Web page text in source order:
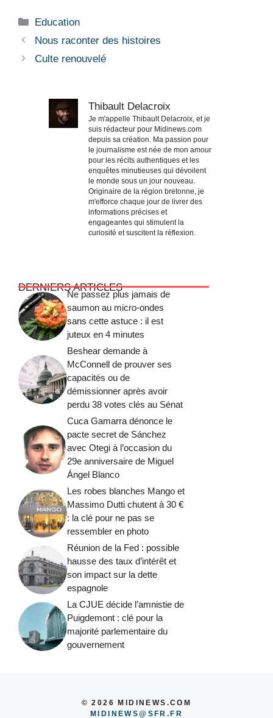
Catégories
Education
Nous raconter des histoires
Culte renouvelé
Thibault Delacroix
Je m'appelle Thibault Delacroix, et je
suis rédacteur pour Midinews.com
depuis sa création. Ma passion pour
le journalisme est née de mon amour
pour les récits authentiques et les
enquêtes minutieuses qui dévoilent
le monde sous un jour nouveau.
Originaire de la région bretonne, je
m'efforce chaque jour de livrer des
informations précises et
engageantes qui stimulent la
curiosité et suscitent la réflexion.
DERNIERS ARTICLES
Ne passez plus jamais de
saumon au micro-ondes
sans cette astuce : il est
juteux en 4 minutes
Beshear demande à
McConnell de prouver ses
capacités ou de
démissionner après avoir
perdu 38 votes clés au Sénat
Cuca Gamarra dénonce le
pacte secret de Sánchez
avec Otegi à l’occasion du
29e anniversaire de Miguel
Ángel Blanco
Les robes blanches Mango et
Massimo Dutti chutent à 30 €
: la clé pour ne pas se
ressembler en photo
Réunion de la Fed : possible
hausse des taux d’intérêt et
son impact sur la dette
espagnole
La CJUE décide l’amnistie de
Puigdemont : clé pour la
majorité parlementaire du
gouvernement
© 2026 MIDINEWS.COM
MIDINEWS@SFR.FR